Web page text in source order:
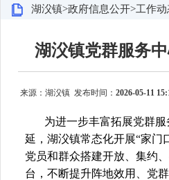
湖㳇镇>政府信息公开>工作动
湖㳇镇党群服务
来源：湖㳇镇 发布时间： 2026-05-11
为进一步丰富拓展党群服
延，湖㳇镇常态化开展“家门
党员和群众搭建开放、集约
台，不断提升阵地效用、党群